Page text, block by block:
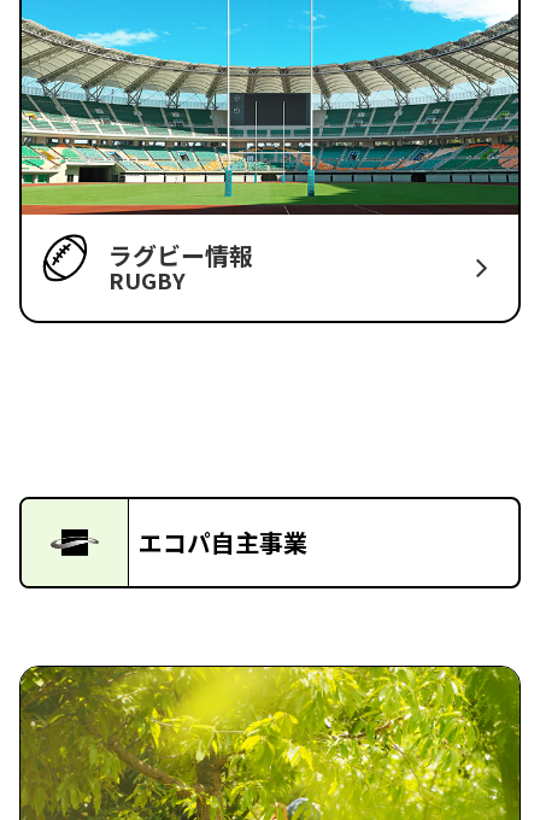
ラグビー情報
RUGBY
エコパ自主事業